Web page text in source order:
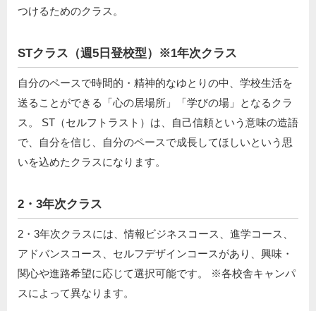
つけるためのクラス。
STクラス（週5日登校型）※1年次クラス
自分のペースで時間的・精神的なゆとりの中、学校生活を
送ることができる「心の居場所」「学びの場」となるクラ
ス。 ST（セルフトラスト）は、自己信頼という意味の造語
で、自分を信じ、自分のペースで成長してほしいという思
いを込めたクラスになります。
2・3年次クラス
2・3年次クラスには、情報ビジネスコース、進学コース、
アドバンスコース、セルフデザインコースがあり、興味・
関心や進路希望に応じて選択可能です。 ※各校舎キャンパ
スによって異なります。